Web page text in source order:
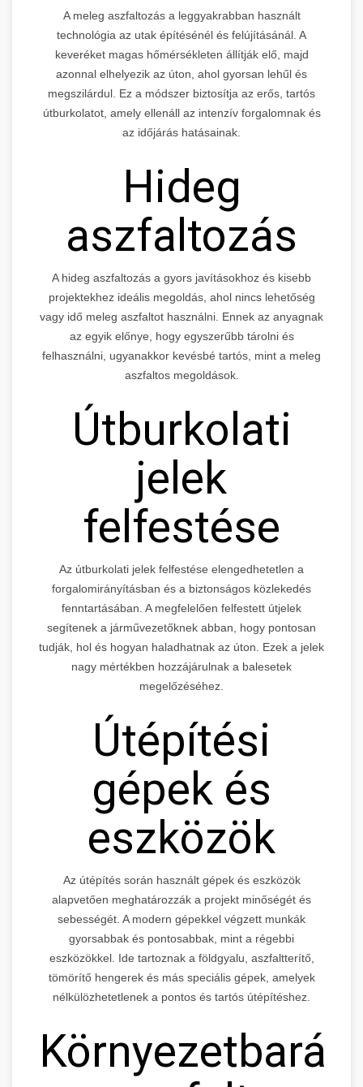
A meleg aszfaltozás a leggyakrabban használt
technológia az utak építésénél és felújításánál. A
keveréket magas hőmérsékleten állítják elő, majd
azonnal elhelyezik az úton, ahol gyorsan lehűl és
megszilárdul. Ez a módszer biztosítja az erős, tartós
útburkolatot, amely ellenáll az intenzív forgalomnak és
az időjárás hatásainak.
Hideg
aszfaltozás
A hideg aszfaltozás a gyors javításokhoz és kisebb
projektekhez ideális megoldás, ahol nincs lehetőség
vagy idő meleg aszfaltot használni. Ennek az anyagnak
az egyik előnye, hogy egyszerűbb tárolni és
felhasználni, ugyanakkor kevésbé tartós, mint a meleg
aszfaltos megoldások.
Útburkolati
jelek
felfestése
Az útburkolati jelek felfestése elengedhetetlen a
forgalomirányításban és a biztonságos közlekedés
fenntartásában. A megfelelően felfestett útjelek
segítenek a járművezetőknek abban, hogy pontosan
tudják, hol és hogyan haladhatnak az úton. Ezek a jelek
nagy mértékben hozzájárulnak a balesetek
megelőzéséhez.
Útépítési
gépek és
eszközök
Az útépítés során használt gépek és eszközök
alapvetően meghatározzák a projekt minőségét és
sebességét. A modern gépekkel végzett munkák
gyorsabbak és pontosabbak, mint a régebbi
eszközökkel. Ide tartoznak a földgyalu, aszfaltterítő,
tömörítő hengerek és más speciális gépek, amelyek
nélkülözhetetlenek a pontos és tartós útépítéshez.
Környezetbarát